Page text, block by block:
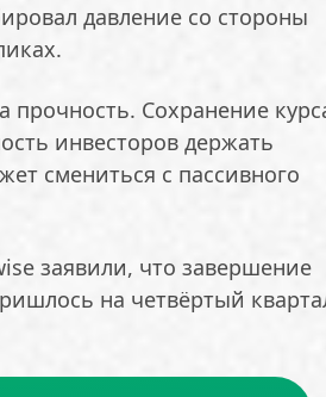
давление со стороны
прочность. Сохранение
инвесторов держать
смениться с пассивного
заявили, что завершение
на четвёртый